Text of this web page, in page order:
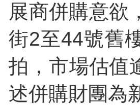
展商併購意欲
街2至44號舊
拍，市場估值
述併購財團為